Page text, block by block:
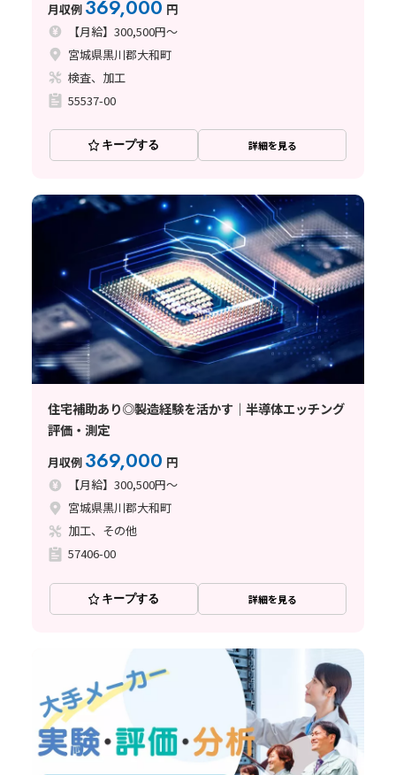
月収例 369,000 円
【月給】300,500円～
宮城県黒川郡大和町
検査、加工
55537-00
キープする 詳細を見る
住宅補助あり◎製造経験を活かす｜半導体エッチング
評価・測定
月収例 369,000 円
【月給】300,500円～
宮城県黒川郡大和町
加工、その他
57406-00
キープする 詳細を見る